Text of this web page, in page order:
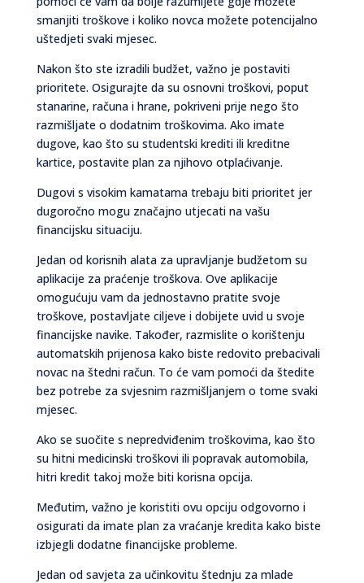
smanjiti troškove i koliko novca možete potencijalno
uštedjeti svaki mjesec.
Nakon što ste izradili budžet, važno je postaviti
prioritete. Osigurajte da su osnovni troškovi, poput
stanarine, računa i hrane, pokriveni prije nego što
razmišljate o dodatnim troškovima. Ako imate
dugove, kao što su studentski krediti ili kreditne
kartice, postavite plan za njihovo otplaćivanje.
Dugovi s visokim kamatama trebaju biti prioritet jer
dugoročno mogu značajno utjecati na vašu
financijsku situaciju.
Jedan od korisnih alata za upravljanje budžetom su
aplikacije za praćenje troškova. Ove aplikacije
omogućuju vam da jednostavno pratite svoje
troškove, postavljate ciljeve i dobijete uvid u svoje
financijske navike. Također, razmislite o korištenju
automatskih prijenosa kako biste redovito prebacivali
novac na štedni račun. To će vam pomoći da štedite
bez potrebe za svjesnim razmišljanjem o tome svaki
mjesec.
Ako se suočite s nepredviđenim troškovima, kao što
su hitni medicinski troškovi ili popravak automobila,
hitri kredit takoj može biti korisna opcija.
Međutim, važno je koristiti ovu opciju odgovorno i
osigurati da imate plan za vraćanje kredita kako biste
izbjegli dodatne financijske probleme.
Jedan od savjeta za učinkovitu štednju za mlade